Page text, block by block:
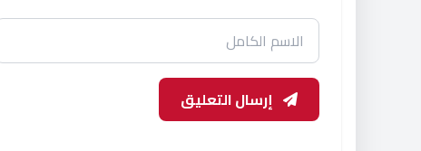
إرسال التعليق